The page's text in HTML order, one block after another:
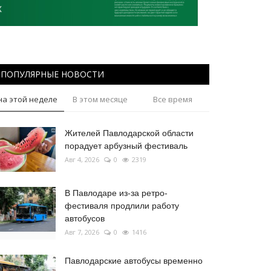
ПОПУЛЯРНЫЕ НОВОСТИ
этой неделе В этом месяце Все время
Жителей Павлодарской области
порадует арбузный фестиваль
Авг 4, 2026 0 2319
В Павлодаре из-за ретро-
фестиваля продлили работу
автобусов
Авг 7, 2026 0 1416
Павлодарские автобусы временно